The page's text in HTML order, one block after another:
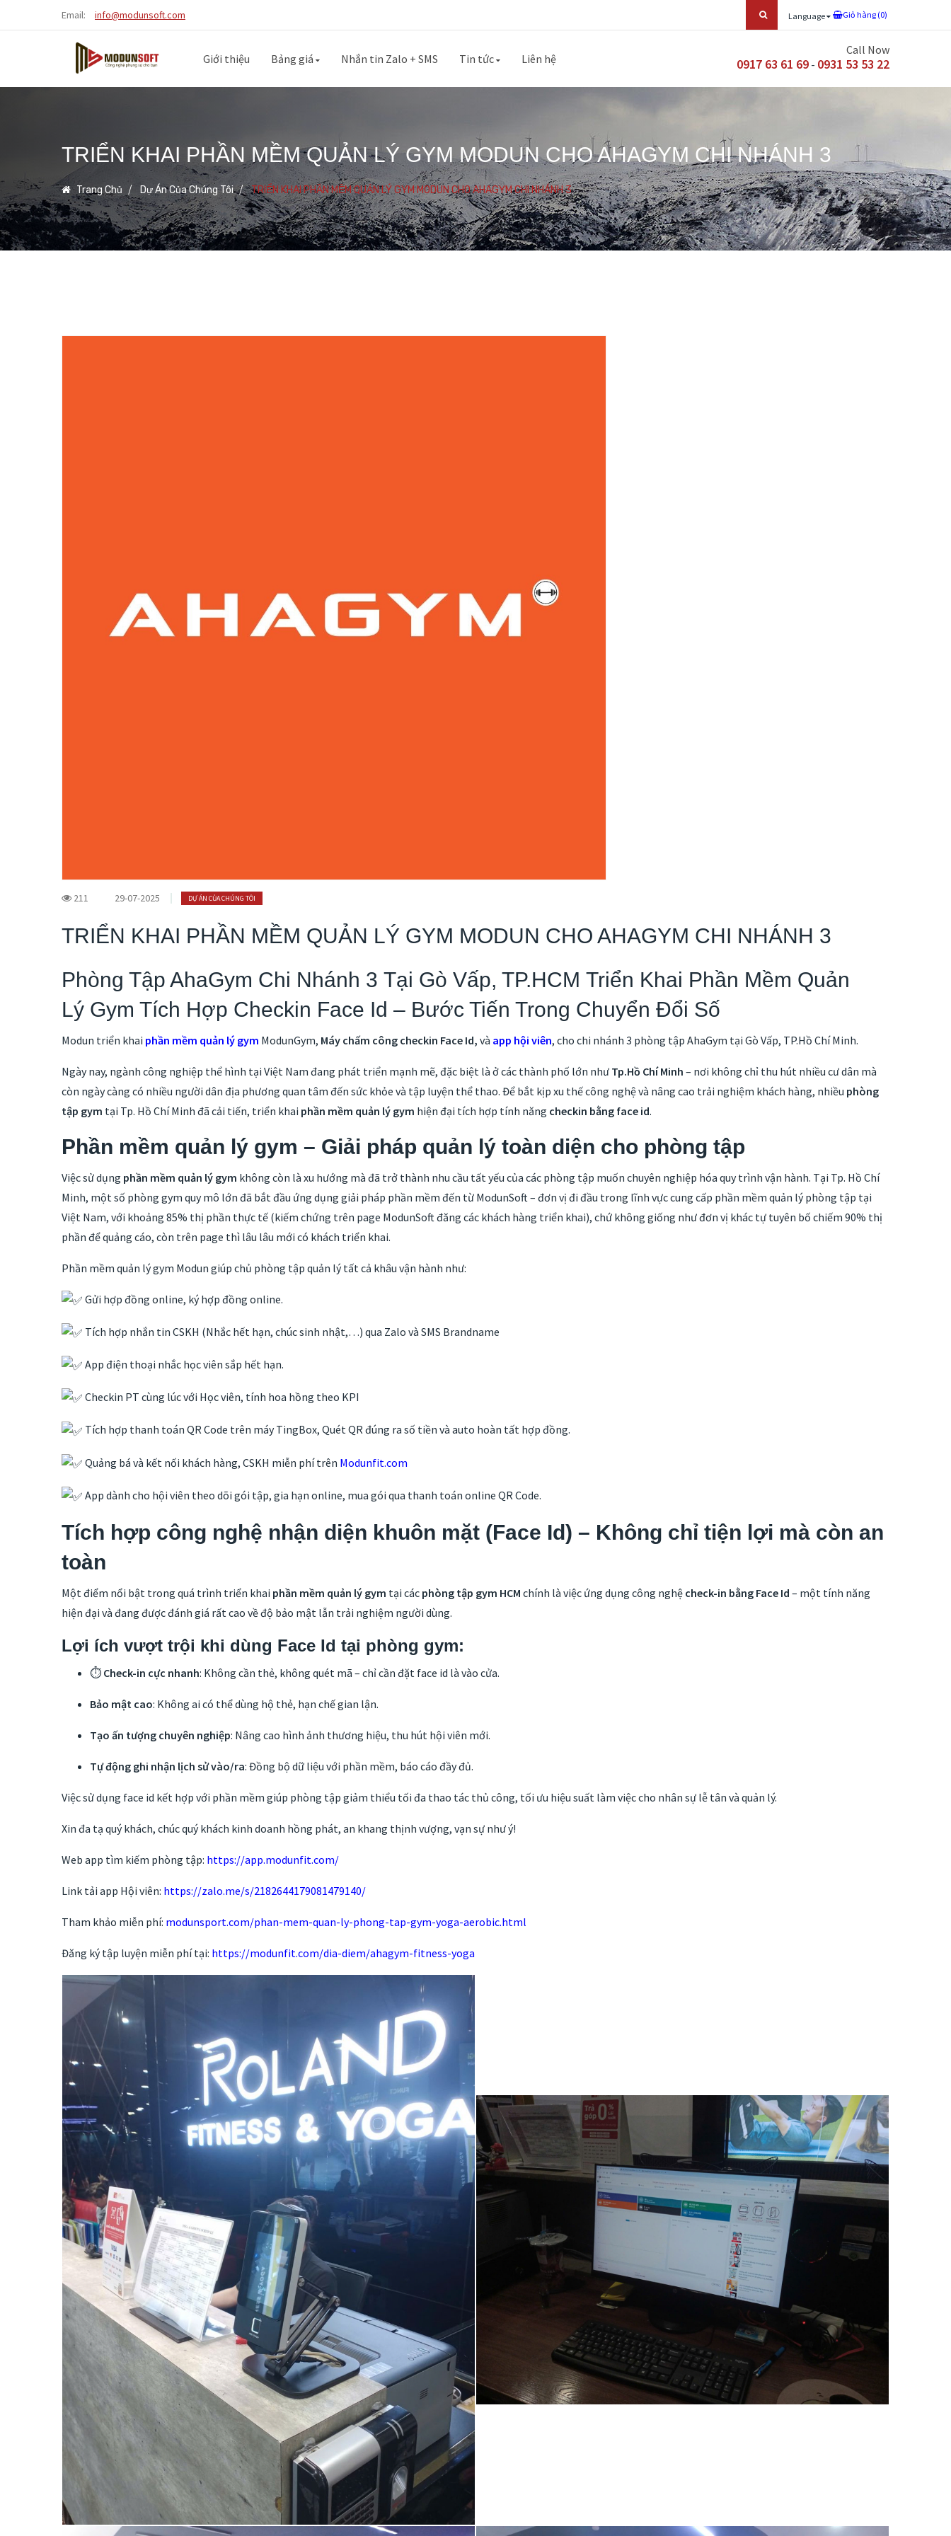
Email: info@modunsoft.com Language Giỏ hàng (0)
Giới thiệu Bảng giá Nhắn tin Zalo + SMS Tin tức Liên hệ
Call Now
0917 63 61 69 - 0931 53 53 22
TRIỂN KHAI PHẦN MỀM QUẢN LÝ GYM MODUN CHO AHAGYM CHI NHÁNH 3
Trang Chủ Dự Án Của Chúng Tôi TRIỂN KHAI PHẦN MỀM QUẢN LÝ GYM MODUN CHO AHAGYM CHI NHÁNH 3
211 29-07-2025 DỰ ÁN CỦA CHÚNG TÔI
TRIỂN KHAI PHẦN MỀM QUẢN LÝ GYM MODUN CHO AHAGYM CHI NHÁNH 3
Phòng Tập AhaGym Chi Nhánh 3 Tại Gò Vấp, TP.HCM Triển Khai Phần Mềm Quản
Lý Gym Tích Hợp Checkin Face Id – Bước Tiến Trong Chuyển Đổi Số
Modun triển khai phần mềm quản lý gym ModunGym, Máy chấm công checkin Face Id, và app hội viên, cho chi nhánh 3 phòng tập AhaGym tại Gò Vấp, TP.Hồ Chí Minh.
Ngày nay, ngành công nghiệp thể hình tại Việt Nam đang phát triển mạnh mẽ, đặc biệt là ở các thành phố lớn như Tp.Hồ Chí Minh – nơi không chỉ thu hút nhiều cư dân mà
còn ngày càng có nhiều người dân địa phương quan tâm đến sức khỏe và tập luyện thể thao. Để bắt kịp xu thế công nghệ và nâng cao trải nghiệm khách hàng, nhiều phòng
tập gym tại Tp. Hồ Chí Minh đã cải tiến, triển khai phần mềm quản lý gym hiện đại tích hợp tính năng checkin bằng face id.
Phần mềm quản lý gym – Giải pháp quản lý toàn diện cho phòng tập
Việc sử dụng phần mềm quản lý gym không còn là xu hướng mà đã trở thành nhu cầu tất yếu của các phòng tập muốn chuyên nghiệp hóa quy trình vận hành. Tại Tp. Hồ Chí
Minh, một số phòng gym quy mô lớn đã bắt đầu ứng dụng giải pháp phần mềm đến từ ModunSoft – đơn vị đi đầu trong lĩnh vực cung cấp phần mềm quản lý phòng tập tại
Việt Nam, với khoảng 85% thị phần thực tế (kiếm chứng trên page ModunSoft đăng các khách hàng triển khai), chứ không giống như đơn vị khác tự tuyên bố chiếm 90% thị
phần để quảng cáo, còn trên page thì lâu lâu mới có khách triển khai.
Phần mềm quản lý gym Modun giúp chủ phòng tập quản lý tất cả khâu vận hành như:
Gửi hợp đồng online, ký hợp đồng online.
Tích hợp nhắn tin CSKH (Nhắc hết hạn, chúc sinh nhật,…) qua Zalo và SMS Brandname
App điện thoại nhắc học viên sắp hết hạn.
Checkin PT cùng lúc với Học viên, tính hoa hồng theo KPI
Tích hợp thanh toán QR Code trên máy TingBox, Quét QR đúng ra số tiền và auto hoàn tất hợp đồng.
Quảng bá và kết nối khách hàng, CSKH miễn phí trên Modunfit.com
App dành cho hội viên theo dõi gói tập, gia hạn online, mua gói qua thanh toán online QR Code.
Tích hợp công nghệ nhận diện khuôn mặt (Face Id) – Không chỉ tiện lợi mà còn an
toàn
Một điểm nổi bật trong quá trình triển khai phần mềm quản lý gym tại các phòng tập gym HCM chính là việc ứng dụng công nghệ check-in bằng Face Id – một tính năng
hiện đại và đang được đánh giá rất cao về độ bảo mật lẫn trải nghiệm người dùng.
Lợi ích vượt trội khi dùng Face Id tại phòng gym:
⏱ Check-in cực nhanh: Không cần thẻ, không quét mã – chỉ cần đặt face id là vào cửa.
Bảo mật cao: Không ai có thể dùng hộ thẻ, hạn chế gian lận.
Tạo ấn tượng chuyên nghiệp: Nâng cao hình ảnh thương hiệu, thu hút hội viên mới.
Tự động ghi nhận lịch sử vào/ra: Đồng bộ dữ liệu với phần mềm, báo cáo đầy đủ.
Việc sử dụng face id kết hợp với phần mềm giúp phòng tập giảm thiểu tối đa thao tác thủ công, tối ưu hiệu suất làm việc cho nhân sự lễ tân và quản lý.
Xin đa tạ quý khách, chúc quý khách kinh doanh hồng phát, an khang thịnh vượng, vạn sự như ý!
Web app tìm kiếm phòng tập: https://app.modunfit.com/
Link tải app Hội viên: https://zalo.me/s/2182644179081479140/
Tham khảo miễn phí: modunsport.com/phan-mem-quan-ly-phong-tap-gym-yoga-aerobic.html
Đăng ký tập luyện miễn phí tại: https://modunfit.com/dia-diem/ahagym-fitness-yoga